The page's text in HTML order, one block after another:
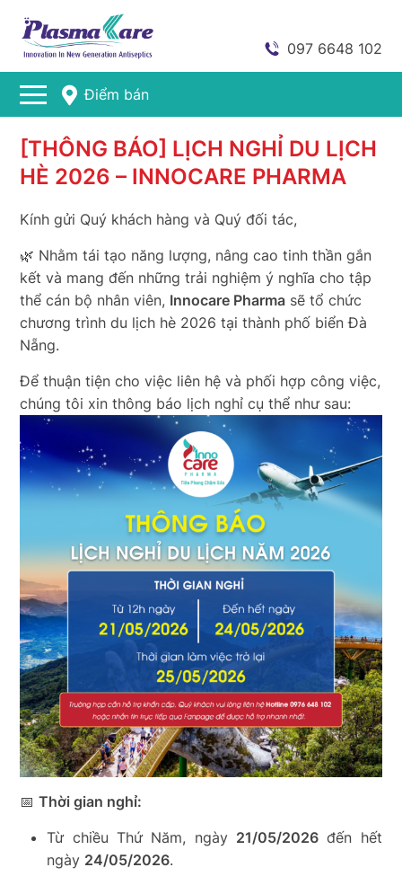
097 6648 102
Điểm bán
[THÔNG BÁO] LỊCH NGHỈ DU LỊCH
HÈ 2026 – INNOCARE PHARMA
Kính gửi Quý khách hàng và Quý đối tác,
🌿 Nhằm tái tạo năng lượng, nâng cao tinh thần gắn
kết và mang đến những trải nghiệm ý nghĩa cho tập
thể cán bộ nhân viên, Innocare Pharma sẽ tổ chức
chương trình du lịch hè 2026 tại thành phố biển Đà
Nẵng.
Để thuận tiện cho việc liên hệ và phối hợp công việc,
chúng tôi xin thông báo lịch nghỉ cụ thể như sau:
📅Thời gian nghỉ:
Từ chiều Thứ Năm, ngày 21/05/2026đến hết
ngày 24/05/2026.